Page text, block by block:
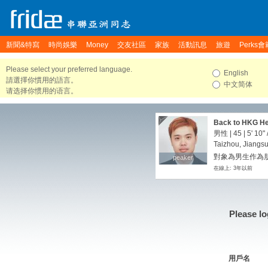
新聞&特寫 時尚娛樂 Money 交友社區 家族 活動訊息 旅遊 Perks會
Please select your preferred language.
請選擇你慣用的語言。
请选择你惯用的语言。
English
中文简体
peaker
peaker
Back to HKG
男性 | 45 | 5' 10"
Taizhou,
對象為男生作為
在線上: 3年以前
Please
用戶名